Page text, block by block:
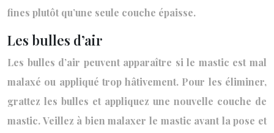
fines plutôt qu’une seule couche épaisse.
Les bulles d’air
Les bulles d’air peuvent apparaître si le mastic est mal
malaxé ou appliqué trop hâtivement. Pour les éliminer,
grattez les bulles et appliquez une nouvelle couche de
mastic. Veillez à bien malaxer le mastic avant la pose et